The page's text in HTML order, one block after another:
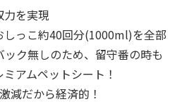
を実現
っこ約40回分(1000ml)を全部
ク無しのため、留守番の時も
アムペットシート！
減だから経済的！